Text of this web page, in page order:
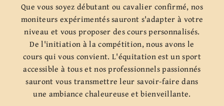
Que vous soyez débutant ou cavalier confirmé, nos
moniteurs expérimentés sauront s'adapter à votre
niveau et vous proposer des cours personnalisés.
De l'initiation à la compétition, nous avons le
cours qui vous convient. L'équitation est un sport
accessible à tous et nos professionnels passionnés
sauront vous transmettre leur savoir-faire dans
une ambiance chaleureuse et bienveillante.